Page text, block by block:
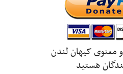
معنوی کیهان لندن
هستید